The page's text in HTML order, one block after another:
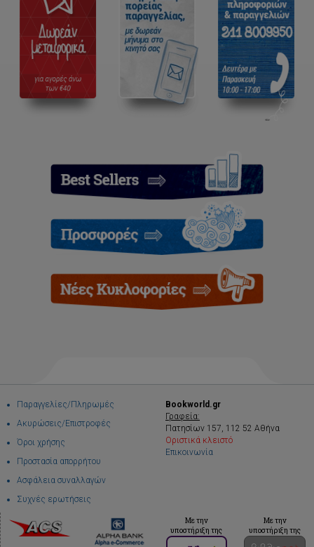
Παραγγελίες/Πληρωμές
Ακυρώσεις/Επιστροφές
Όροι χρήσης
Προστασία απορρήτου
Ασφάλεια συναλλαγών
Συχνές ερωτήσεις
Bookworld.gr
Γραφεία:
Πατησίων 157, 112 52 Αθήνα
Οριστικά κλειστό
Επικοινωνία
Με την
υποστήριξη της
Με την
υποστήριξη της